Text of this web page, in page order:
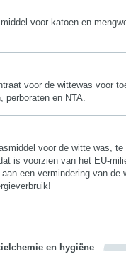
voor katoen en
voor de wittewas voor
perboraten en NTA.
voor de witte was,
is voorzien van het EU-
een vermindering van de
en hygiëne